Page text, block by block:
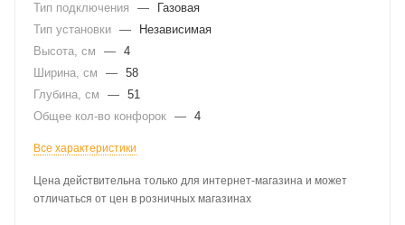
Тип подключения —
Газовая
Тип установки —
Независимая
Высота, см
— 4
Ширина, см
— 58
Глубина, см
— 51
Общее кол-во конфорок — 4
Все характеристики
Цена действительна только для интернет-магазина и может
отличаться от цен в розничных магазинах